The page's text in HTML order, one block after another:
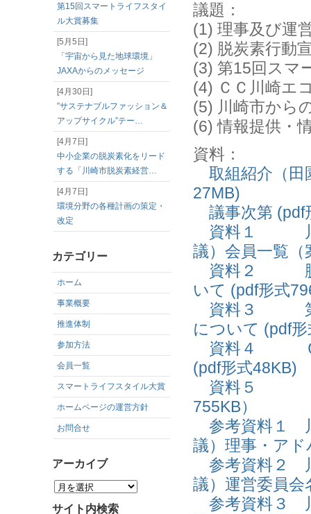
議題：
(1) 理事及び運
(2) 脱炭素行動
(3) 第15回スマ
(4) ＣＣ川崎エ
(5) 川崎市から
(6) 情報提供・
資料：
取組紹介（田
27MB)
議事次第 (pdf
資料１ 川崎
議）会員一覧（
資料２ 脱炭
いて (pdf形式
資料３ 第15
について (pdf
資料４ ＣＣ
(pdf形式48KB)
資料５ 「み
755KB）
参考資料１
議）理事・ア
参考資料２
議）運営委員会
参考資料３
第15回スマートライフスタイ
ル大賞募集
[5月5日]
「宇宙から見た地球環境」
JAXAからのメッセージ
[4月30日]
”サステナブルファッション＆
アップサイクル”テー…
[4月7日]
中小企業の脱炭素化をリード
する「川崎市脱炭素経営…
[4月7日]
環境分野の各種計画の策定・
改定
カテゴリー
ホーム
事業概要
推進体制
参加方法
会員一覧
スマートライフスタイル大賞
ホームページの運営方針
お問合せ
アーカイブ
サイト内検索